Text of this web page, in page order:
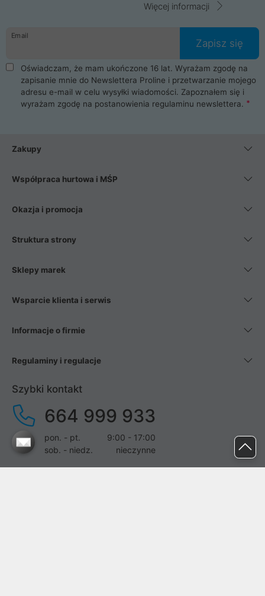
Więcej informacji
Email
Zapisz się
Oświadczam, że mam ukończone 16 lat. Wyrażam zgodę na
zapisanie mnie do Newslettera Proline i przetwarzanie mojego
adresu e-mail w celu wysyłki wiadomości. Zapoznałem się i
wyrażam zgodę na postanowienia regulaminu newslettera.
Zakupy
Współpraca hurtowa i MŚP
Okazja i promocja
Struktura strony
Sklepy marek
Wsparcie klienta i serwis
Informacje o firmie
Regulaminy i regulacje
Szybki kontakt
664 999 933
pon. - pt.
9:00 - 17:00
sob. - niedz.
nieczynne